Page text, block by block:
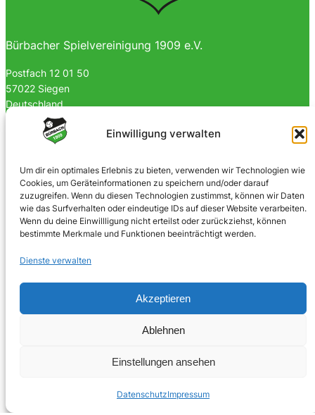
Einwilligung verwalten
Um dir ein optimales Erlebnis zu bieten, verwenden wir Technologien wie
Cookies, um Geräteinformationen zu speichern und/oder darauf
zuzugreifen. Wenn du diesen Technologien zustimmst, können wir Daten
wie das Surfverhalten oder eindeutige IDs auf dieser Website verarbeiten.
Wenn du deine Einwillligung nicht erteilst oder zurückziehst, können
bestimmte Merkmale und Funktionen beeinträchtigt werden.
Dienste verwalten
Akzeptieren
Ablehnen
Einstellungen ansehen
DatenschutzImpressum
Bürbacher Spielvereinigung 1909 e.V.
Postfach 12 01 50
57022 Siegen
Deutschland
0170 4903023
SOZIALE NETZWERKE
Facebook
Instagram
© 2025 · Bürbacher Spielvereinigung 1909 e.V.